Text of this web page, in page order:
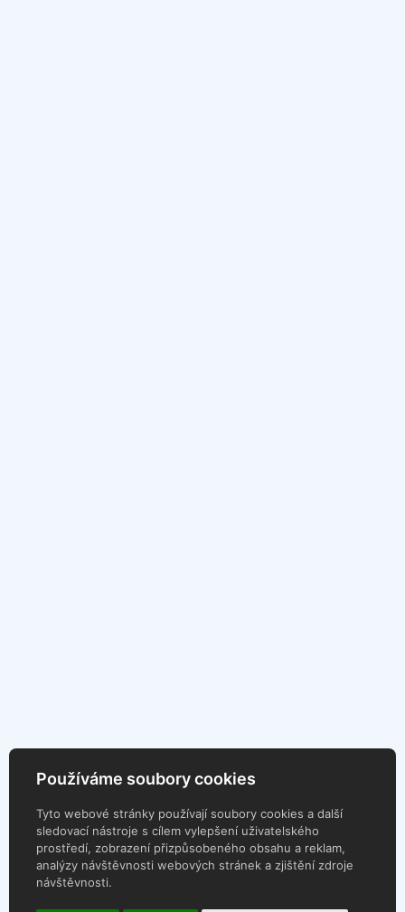
Používáme soubory cookies
Tyto webové stránky používají soubory cookies a další
sledovací nástroje s cílem vylepšení uživatelského
prostředí, zobrazení přizpůsobeného obsahu a reklam,
analýzy návštěvnosti webových stránek a zjištění zdroje
návštěvnosti.